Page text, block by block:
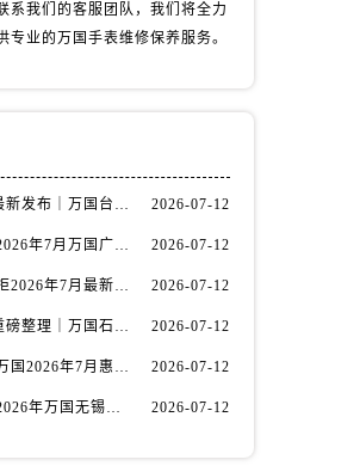
系我们的客服团队，我们将全力
专业的万国手表维修保养服务。
2026年7月最新发布｜万国台州官方专柜客户服务热线与专柜信息攻略 2026-07-12
权威汇总！2026年7月万国广州官方专柜客户服务电话及门店名录 2026-07-12
万国北京专柜2026年7月最新官方客服热线｜门店信息及服务攻略发布 2026-07-12
2026年7月重磅整理｜万国石家庄官方专柜服务电话&客户服务中心公告 2026-07-12
官方指南｜万国2026年7月惠州专柜客户服务热线与门店信息全攻略 2026-07-12
官方通知｜2026年万国无锡专柜客户服务热线全新升级（附7月最新专柜信息汇总） 2026-07-12